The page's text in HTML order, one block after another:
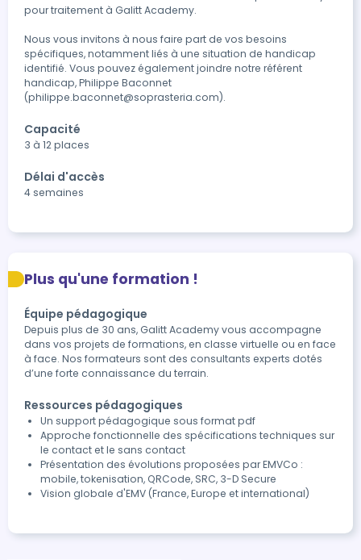
pour traitement à Galitt Academy.
Nous vous invitons à nous faire part de vos besoins
spécifiques, notamment liés à une situation de handicap
identifié. Vous pouvez également joindre notre référent
handicap, Philippe Baconnet
(philippe.baconnet@soprasteria.com).
Capacité
3 à 12 places
Délai d'accès
4 semaines
Plus qu'une formation !
Équipe pédagogique
Depuis plus de 30 ans, Galitt Academy vous accompagne
dans vos projets de formations, en classe virtuelle ou en face
à face. Nos formateurs sont des consultants experts dotés
d’une forte connaissance du terrain.
Ressources pédagogiques
Un support pédagogique sous format pdf
Approche fonctionnelle des spécifications techniques sur
le contact et le sans contact
Présentation des évolutions proposées par EMVCo :
mobile, tokenisation, QRCode, SRC, 3-D Secure
Vision globale d'EMV (France, Europe et international)